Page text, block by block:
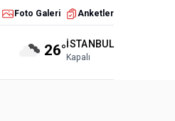
Foto Galeri Anketler
26°İSTANBUL
Kapalı